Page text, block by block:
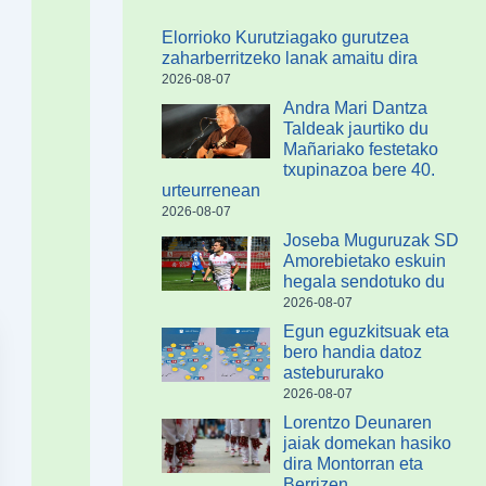
Elorrioko Kurutziagako gurutzea
zaharberritzeko lanak amaitu dira
2026-08-07
Andra Mari Dantza
Taldeak jaurtiko du
Mañariako festetako
txupinazoa bere 40.
urteurrenean
2026-08-07
Joseba Muguruzak SD
Amorebietako eskuin
hegala sendotuko du
2026-08-07
Egun eguzkitsuak eta
bero handia datoz
astebururako
2026-08-07
Lorentzo Deunaren
jaiak domekan hasiko
dira Montorran eta